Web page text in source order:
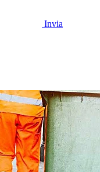
Invia